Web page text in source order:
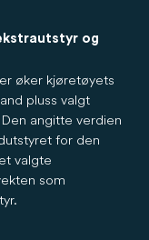
og
øker kjøretøyets
pluss valgt
angitte verdien
for den
valgte
som